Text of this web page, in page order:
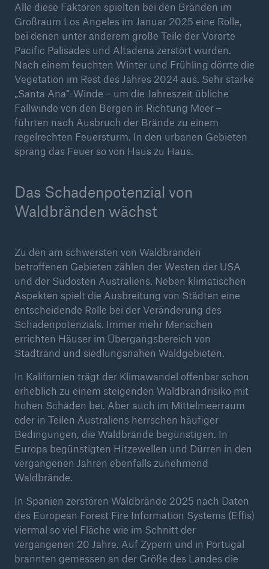
Alle diese Faktoren spielten bei den Bränden im
Großraum Los Angeles im Januar 2025 eine Rolle,
bei denen unter anderem große Teile der Vororte
Pacific Palisades und Altadena zerstört wurden.
Nach einem feuchten Winter und Frühling dörrte die
Vegetation im Rest des Jahres 2024 aus. Sehr starke
„Santa Ana“-Winde – um die Jahreszeit übliche
Fallwinde von den Bergen in Richtung Meer –
führten nach Ausbruch der Brände zu einem
regelrechten Feuersturm. In den urbanen Gebieten
sprang das Feuer so von Haus zu Haus.
Das Schadenpotenzial von
Waldbränden wächst
Zu den am schwersten von Waldbränden
betroffenen Gebieten zählen der Westen der USA
und der Südosten Australiens. Neben klimatischen
Aspekten spielt die Ausbreitung von Städten eine
entscheidende Rolle bei der Veränderung des
Schadenpotenzials. Immer mehr Menschen
errichten Häuser im Übergangsbereich von
Stadtrand und siedlungsnahen Waldgebieten.
In Kalifornien trägt der Klimawandel offenbar schon
erheblich zu einem steigenden Waldbrandrisiko mit
hohen Schäden bei. Aber auch im Mittelmeerraum
oder in Teilen Australiens herrschen häufiger
Bedingungen, die Waldbrände begünstigen. In
Europa begünstigten Hitzewellen und Dürren in den
vergangenen Jahren ebenfalls zunehmend
Waldbrände.
In Spanien zerstören Waldbrände 2025 nach Daten
des European Forest Fire Information Systems (Effis)
viermal so viel Fläche wie im Schnitt der
vergangenen 20 Jahre. Auf Zypern und in Portugal
brannten gemessen an der Größe des Landes die
50 %
Cyber
Geschätzte globale wirtschaftliche Kosten der
Internetkriminalität
600 bn
US Dollar im Jahr 2018
Rückversicherung Leben/Gesundheit
MIRA Digital Suite